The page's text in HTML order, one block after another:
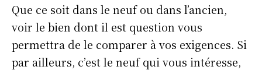
Que ce soit dans le neuf ou dans l’ancien,
voir le bien dont il est question vous
permettra de le comparer à vos exigences. Si
par ailleurs, c’est le neuf qui vous intéresse,